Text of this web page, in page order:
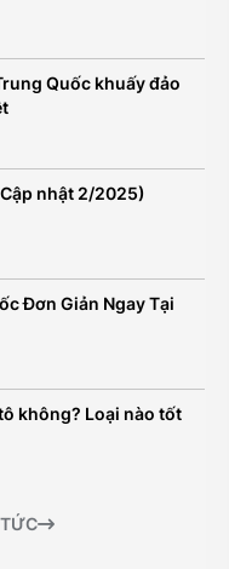
Quốc khuấy đảo
nhật 2/2025)
Đơn Giản Ngay Tại
không? Loại nào tốt